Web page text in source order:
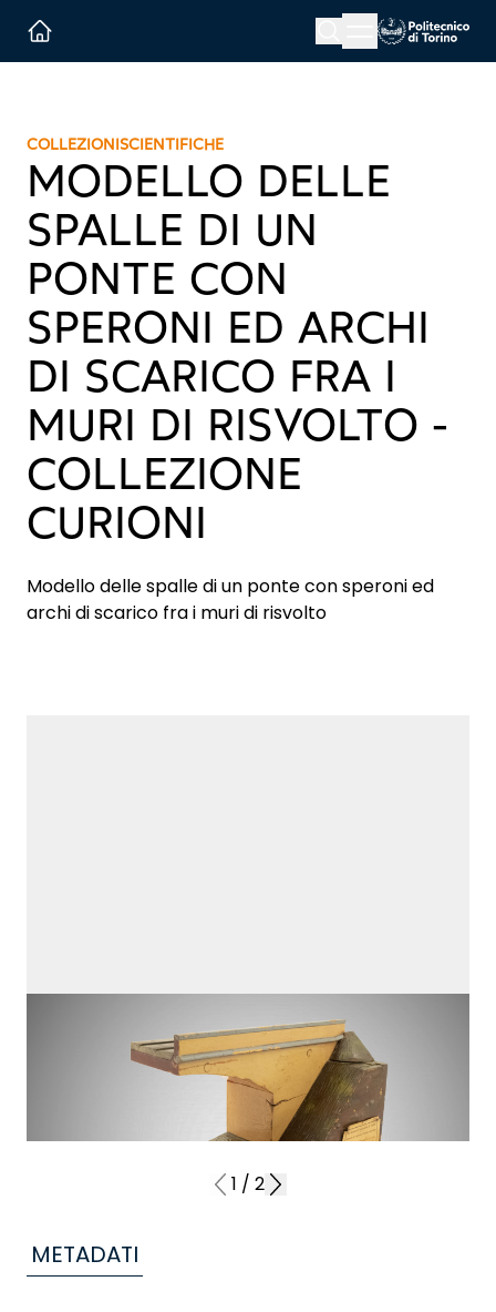
Menu button
COLLEZIONISCIENTIFICHE
MODELLO DELLE
SPALLE DI UN
PONTE CON
SPERONI ED ARCHI
DI SCARICO FRA I
MURI DI RISVOLTO -
COLLEZIONE
CURIONI
Modello delle spalle di un ponte con speroni ed
archi di scarico fra i muri di risvolto
1 / 2
METADATI